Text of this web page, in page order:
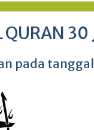
30
pada